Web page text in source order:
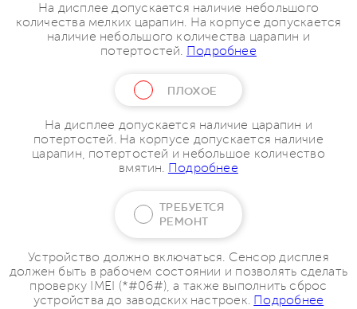
На дисплее допускается наличие небольшого
количества мелких царапин. На корпусе допускается
наличие небольшого количества царапин и
потертостей. Подробнее
ПЛОХОЕ
На дисплее допускается наличие царапин и
потертостей. На корпусе допускается наличие
царапин, потертостей и небольшое количество
вмятин. Подробнее
ТРЕБУЕТСЯ
РЕМОНТ
Устройство должно включаться. Сенсор дисплея
должен быть в рабочем состоянии и позволять сделать
проверку IMEI (*#06#), а также выполнить сброс
устройства до заводских настроек. Подробнее